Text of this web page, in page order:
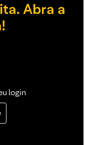
Abra a
login